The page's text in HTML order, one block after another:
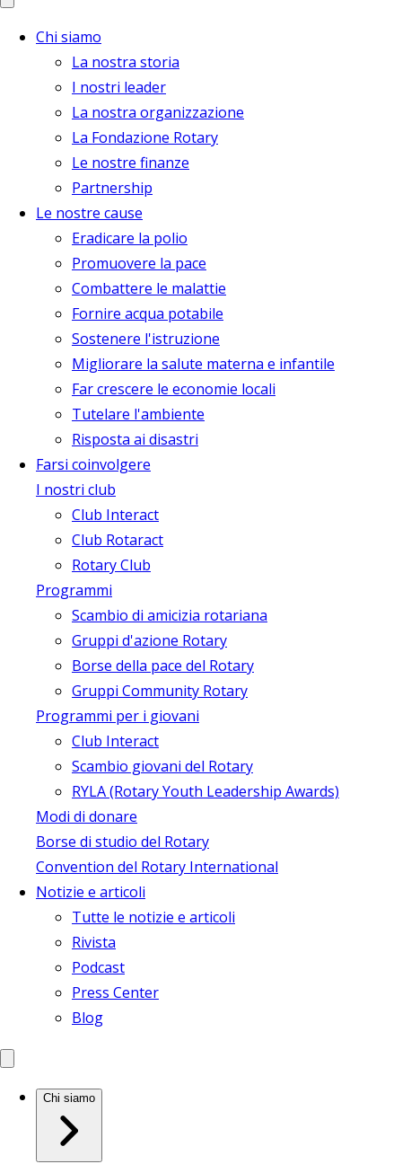
Chi siamo
La nostra storia
I nostri leader
La nostra organizzazione
La Fondazione Rotary
Le nostre finanze
Partnership
Le nostre cause
Eradicare la polio
Promuovere la pace
Combattere le malattie
Fornire acqua potabile
Sostenere l'istruzione
Migliorare la salute materna e infantile
Far crescere le economie locali
Tutelare l'ambiente
Risposta ai disastri
Farsi coinvolgere
I nostri club
Club Interact
Club Rotaract
Rotary Club
Programmi
Scambio di amicizia rotariana
Gruppi d'azione Rotary
Borse della pace del Rotary
Gruppi Community Rotary
Programmi per i giovani
Club Interact
Scambio giovani del Rotary
RYLA (Rotary Youth Leadership Awards)
Modi di donare
Borse di studio del Rotary
Convention del Rotary International
Notizie e articoli
Tutte le notizie e articoli
Rivista
Podcast
Press Center
Blog
Chi siamo